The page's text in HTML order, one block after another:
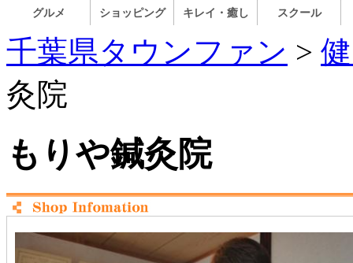
グルメ ショッピング キレイ・癒し スクール
千葉県タウンファン >
灸院
もりや鍼灸院